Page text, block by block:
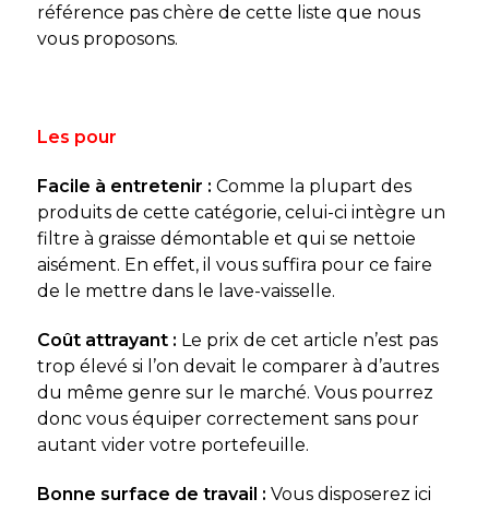
référence pas chère de cette liste que nous
vous proposons.
Les pour
Facile à entretenir : Comme la plupart des
produits de cette catégorie, celui-ci intègre un
filtre à graisse démontable et qui se nettoie
aisément. En effet, il vous suffira pour ce faire
de le mettre dans le lave-vaisselle.
Coût attrayant : Le prix de cet article n’est pas
trop élevé si l’on devait le comparer à d’autres
du même genre sur le marché. Vous pourrez
donc vous équiper correctement sans pour
autant vider votre portefeuille.
Bonne surface de travail : Vous disposerez ici